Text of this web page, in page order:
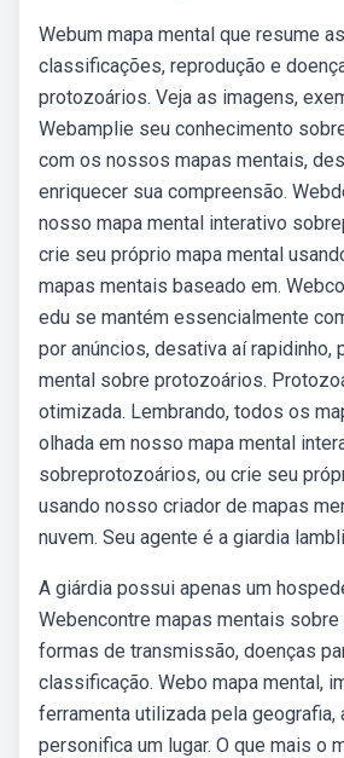
Webum mapa mental que resume
classificações, reprodução e
protozoários. Veja as imagens,
Webamplie seu conhecimento
com os nossos mapas mentais,
enriquecer sua compreensão.
nosso mapa mental interativo
crie seu próprio mapa mental
mapas mentais baseado em.
edu se mantém essencialmente
por anúncios, desativa aí rapidinho,
mental sobre protozoários.
otimizada. Lembrando, todos os
olhada em nosso mapa mental
sobreprotozoários, ou crie seu
usando nosso criador de mapas
nuvem. Seu agente é a giardia
A giárdia possui apenas um
Webencontre mapas mentais
formas de transmissão, doenças
classificação. Webo mapa mental,
ferramenta utilizada pela geografia,
personifica um lugar. O que mais o